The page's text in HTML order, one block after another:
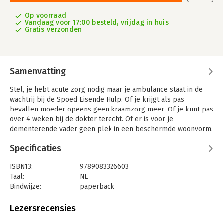
Op voorraad
Vandaag voor 17:00 besteld, vrijdag in huis
Gratis verzonden
Samenvatting
Stel, je hebt acute zorg nodig maar je ambulance staat in de
wachtrij bij de Spoed Eisende Hulp. Of je krijgt als pas
bevallen moeder opeens geen kraamzorg meer. Of je kunt pas
over 4 weken bij de dokter terecht. Of er is voor je
dementerende vader geen plek in een beschermde woonvorm.
mensen hebben vaker en langer zorg nodig. Kosten stijgen
loopt dus vast.
Volgens Steven de Waal is er genoeg gepolderd. Tijd om zélf
niet om: er is al een kanteling begonnen. De richtingen die
Specificaties
ISBN13:
9789083326603
Taal:
NL
Bindwijze:
paperback
Uitgever:
Lezersrecensies